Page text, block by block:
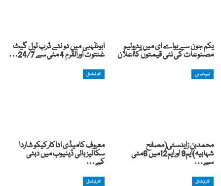
یکم جون سے یواے ای میں پٹرولیم
مصنوعات کی نئی قیمتوں کااعلان
ابوظہبی میں دو نئے ڈرب ٹول گیٹ
غنتوت اورالقرم 4 مئی سے 24/7…
اہم خبریں
محمدبن زایدسٹی(مصفح
شہابیہ)ایم9 اورایم12میں 6مئی
سے…
انٹرنیشنل
معروف کامیڈی اداکارکیکو شاردا
سکائیز بائی ڈینیوب میں دبئی
کے…
انٹرنیشنل انٹرنیشنل